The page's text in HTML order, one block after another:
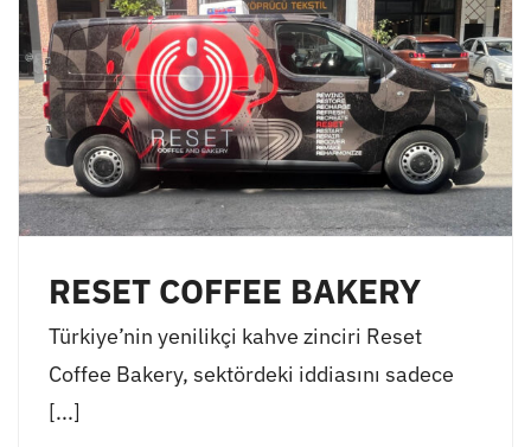
RESET COFFEE BAKERY
Türkiye’nin yenilikçi kahve zinciri Reset
Coffee Bakery, sektördeki iddiasını sadece
[...]